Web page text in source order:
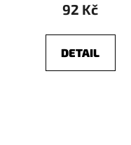
92 Kč
DETAIL